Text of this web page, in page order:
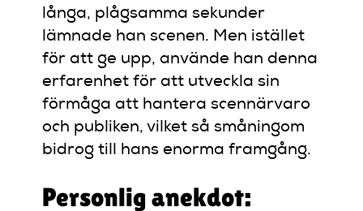
långa, plågsamma sekunder
lämnade han scenen. Men istället
för att ge upp, använde han denna
erfarenhet för att utveckla sin
förmåga att hantera scennärvaro
och publiken, vilket så småningom
bidrog till hans enorma framgång.
Personlig anekdot: